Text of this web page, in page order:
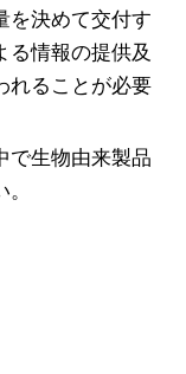
を決めて交付す
る情報の提供及
れることが必要
で生物由来製品